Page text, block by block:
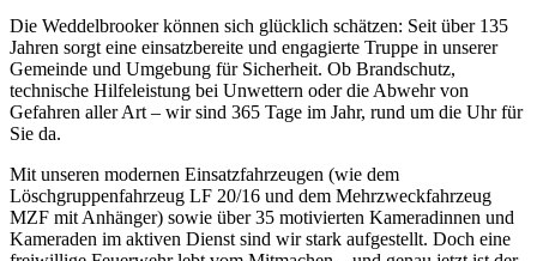
Die Weddelbrooker können sich glücklich schätzen: Seit über 135
Jahren sorgt eine einsatzbereite und engagierte Truppe in unserer
Gemeinde und Umgebung für Sicherheit. Ob Brandschutz,
technische Hilfeleistung bei Unwettern oder die Abwehr von
Gefahren aller Art – wir sind 365 Tage im Jahr, rund um die Uhr für
Sie da.
Mit unseren modernen Einsatzfahrzeugen (wie dem
Löschgruppenfahrzeug LF 20/16 und dem Mehrzweckfahrzeug
MZF mit Anhänger) sowie über 35 motivierten Kameradinnen und
Kameraden im aktiven Dienst sind wir stark aufgestellt. Doch eine